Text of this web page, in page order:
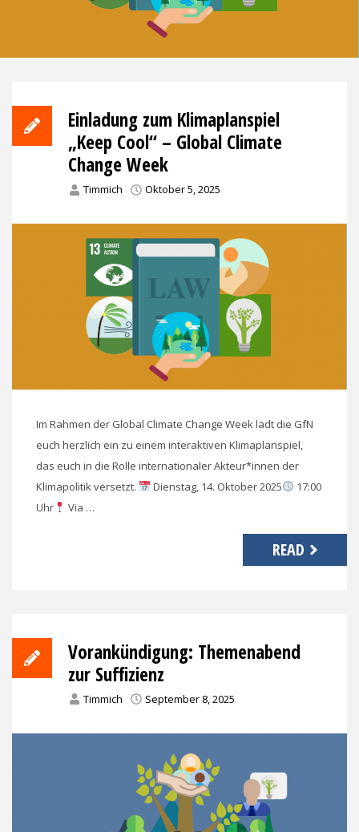
Einladung zum Klimaplanspiel
„Keep Cool“ – Global Climate
Change Week
Timmich Oktober 5, 2025
Im Rahmen der Global Climate Change Week lädt die GfN
euch herzlich ein zu einem interaktiven Klimaplanspiel,
das euch in die Rolle internationaler Akteur*innen der
Klimapolitik versetzt.
Dienstag, 14. Oktober 2025
17:00
Uhr
Via …
READ
Vorankündigung: Themenabend
zur Suffizienz
Timmich September 8, 2025